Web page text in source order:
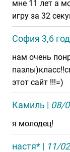
мне 11 лет а
игру за 32
София 3,6
нам очень
этот сайт !!!=)
Камиль | 08/
я молодец!
настя* | 11/